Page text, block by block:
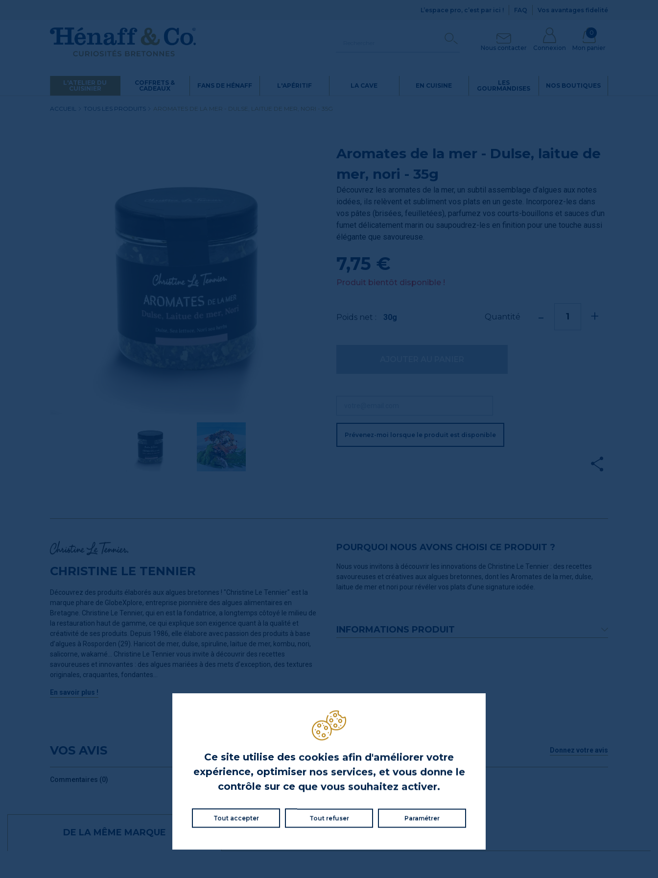
Ce site utilise des cookies afin d'améliorer votre
expérience, optimiser nos services, et vous donne le
contrôle sur ce que vous souhaitez activer.
Tout accepter Tout refuser Paramétrer
L’espace pro, c’est par ici ! FAQ Vos avantages fidelité
Nous contacter Connexion
0
Mon panier
L'ATELIER DU
CUISINIER
COFFRETS &
CADEAUX
FANS DE HÉNAFF L'APÉRITIF LA CAVE EN CUISINE
LES
GOURMANDISES
NOS BOUTIQUES
ACCUEIL TOUS LES PRODUITS AROMATES DE LA MER - DULSE, LAITUE DE MER, NORI - 35G
Aromates de la mer - Dulse, laitue de
mer, nori - 35g
Découvrez les aromates de la mer, un subtil assemblage d’algues aux notes
iodées, ils relèvent et subliment vos plats en un geste. Incorporez-les dans
vos pâtes (brisées, feuilletées), parfumez vos courts-bouillons et sauces d’un
fumet délicatement marin ou saupoudrez-les en finition pour une touche aussi
élégante que savoureuse.
7,75 €
Produit bientôt disponible !
Poids net : 30g Quantité - +
Prévenez-moi lorsque le produit est disponible
CHRISTINE LE TENNIER
Découvrez des produits élaborés aux algues bretonnes ! "Christine Le Tennier" est la
marque phare de GlobeXplore, entreprise pionnière des algues alimentaires en
Bretagne. Christine Le Tennier, qui en est la fondatrice, a longtemps côtoyé le milieu de
la restauration haut de gamme, ce qui explique son exigence quant à la qualité et
créativité de ses produits. Depuis 1986, elle élabore avec passion des produits à base
d’algues à Rosporden (29). Haricot de mer, dulse, spiruline, laitue de mer, kombu, nori,
salicorne, wakamé… Christine Le Tennier vous invite à découvrir des recettes
savoureuses et innovantes : des algues mariées à des mets d’exception, des textures
originales, craquantes, fondantes…
En savoir plus !
POURQUOI NOUS AVONS CHOISI CE PRODUIT ?
Nous vous invitons à découvrir les innovations de Christine Le Tennier : des recettes
savoureuses et créatives aux algues bretonnes, dont les Aromates de la mer, dulse,
laitue de mer et nori pour révéler vos plats d’une signature iodée.
INFORMATIONS PRODUIT
VOS AVIS Donnez votre avis
Commentaires (0)
DE LA MÊME MARQUE